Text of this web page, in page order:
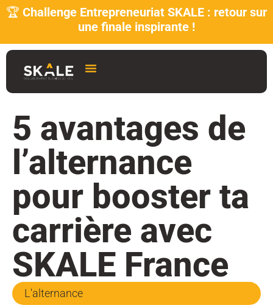
🏆 Challenge Entrepreneuriat SKALE : retour sur
une finale inspirante !
5 avantages de
l’alternance
pour booster ta
carrière avec
SKALE France
L'alternance